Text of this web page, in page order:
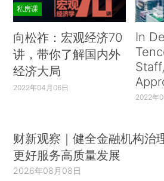
私房课
向松祚：宏观经济70
讲，带你了解国内外
经济大局
2022年04月06日
In
2022年
财新观察｜健全金融机构治
更好服务高质量发展
2026年08月08日